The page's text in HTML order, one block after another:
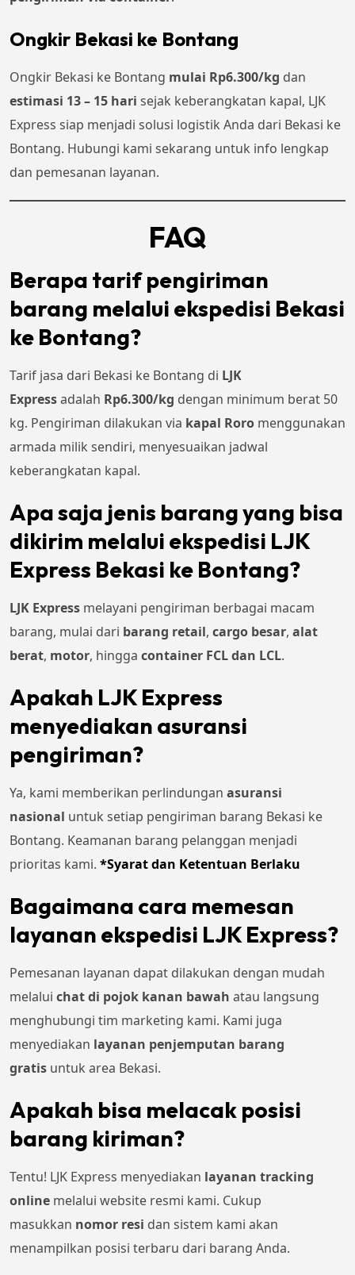
Ongkir Bekasi ke Bontang
Ongkir Bekasi ke Bontang mulai Rp6.300/kg dan
estimasi 13 – 15 hari sejak keberangkatan kapal, LJK
Express siap menjadi solusi logistik Anda dari Bekasi ke
Bontang. Hubungi kami sekarang untuk info lengkap
dan pemesanan layanan.
FAQ
Berapa tarif pengiriman
barang melalui ekspedisi Bekasi
ke Bontang?
Tarif jasa dari Bekasi ke Bontang di LJK
Expressadalah Rp6.300/kg dengan minimum berat 50
kg. Pengiriman dilakukan via kapal Roro menggunakan
armada milik sendiri, menyesuaikan jadwal
keberangkatan kapal.
Apa saja jenis barang yang bisa
dikirim melalui ekspedisi LJK
Express Bekasi ke Bontang?
LJK Express melayani pengiriman berbagai macam
barang, mulai dari barang retail, cargo besar, alat
berat, motor, hingga container FCL dan LCL.
Apakah LJK Express
menyediakan asuransi
pengiriman?
Ya, kami memberikan perlindungan asuransi
nasional untuk setiap pengiriman barang Bekasi ke
Bontang. Keamanan barang pelanggan menjadi
prioritas kami. *Syarat dan Ketentuan Berlaku
Bagaimana cara memesan
layanan ekspedisi LJK Express?
Pemesanan layanan dapat dilakukan dengan mudah
melalui chat di pojok kanan bawah atau langsung
menghubungi tim marketing kami. Kami juga
menyediakan layanan penjemputan barang
gratis untuk area Bekasi.
Apakah bisa melacak posisi
barang kiriman?
Tentu! LJK Express menyediakan layanan tracking
online melalui website resmi kami. Cukup
masukkan nomor resi dan sistem kami akan
menampilkan posisi terbaru dari barang Anda.